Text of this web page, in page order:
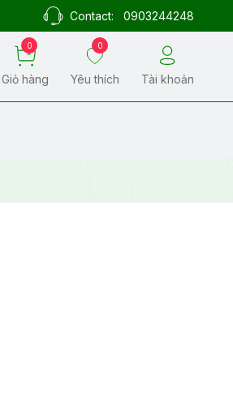
Contact: 0903244248
0
Giỏ hàng
0
Yêu thích Tài khoản